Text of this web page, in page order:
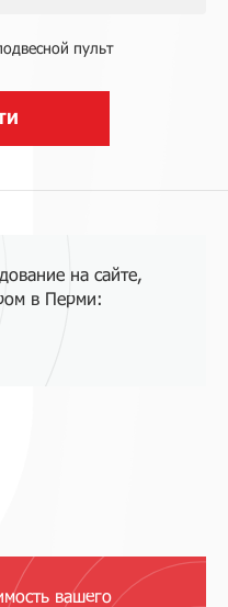
пульт
на сайте,
в Перми:
вашего